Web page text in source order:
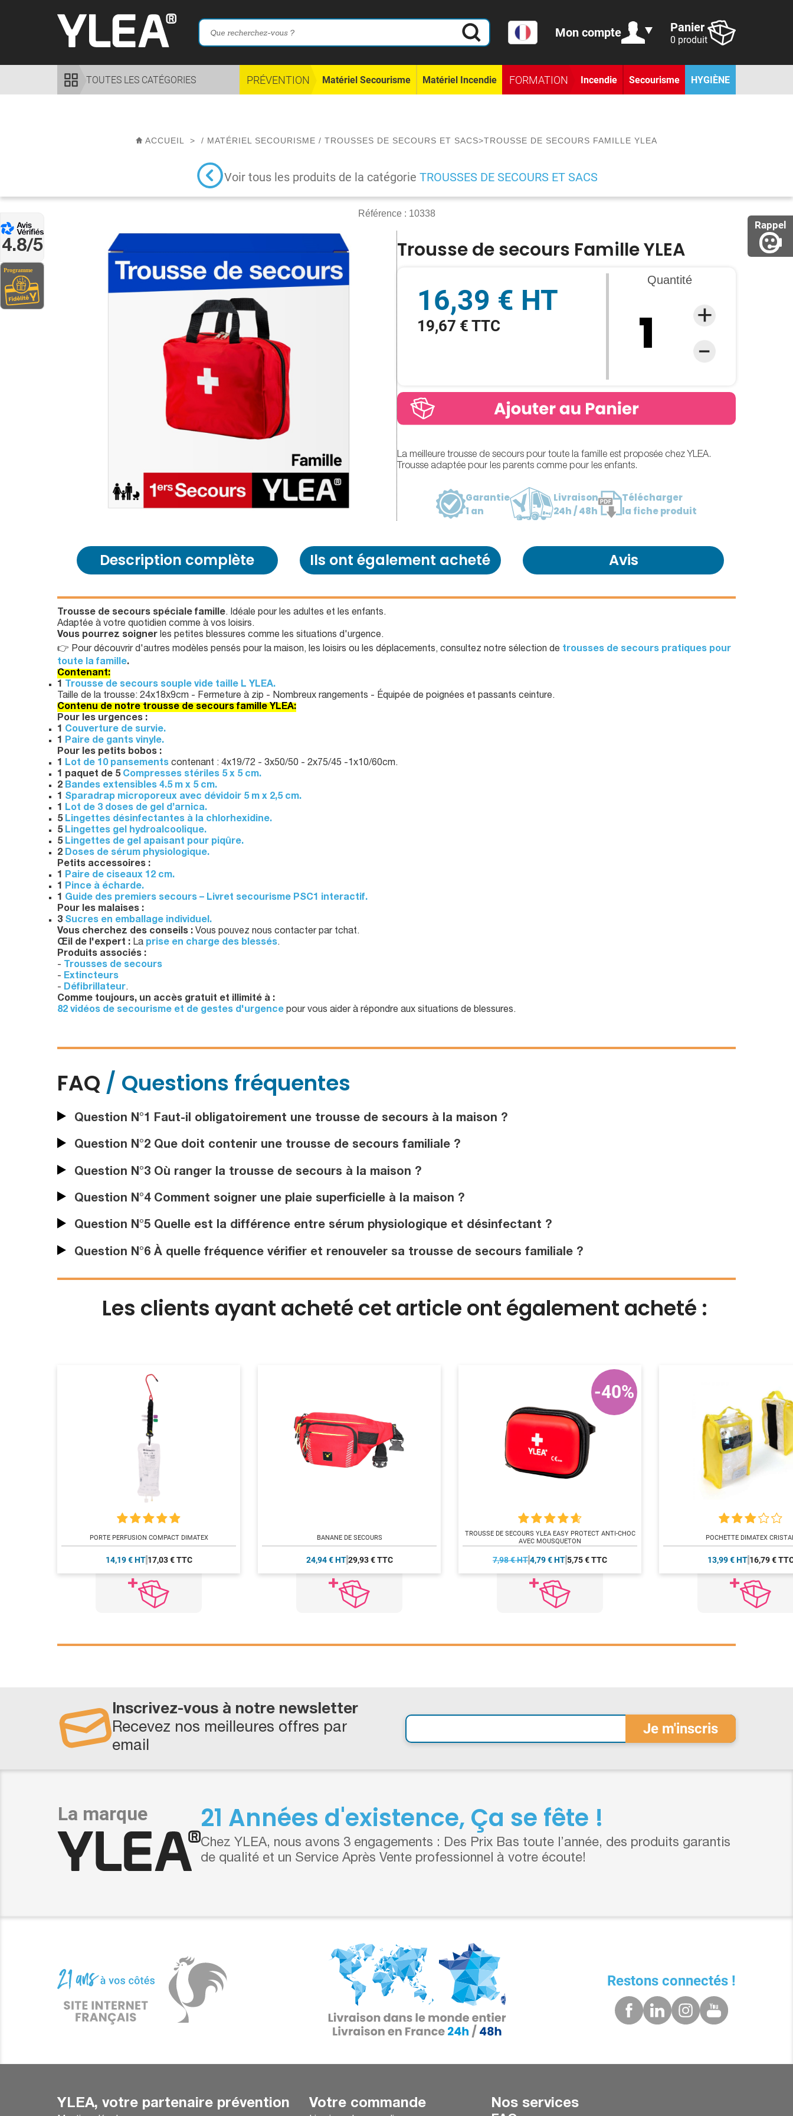
Rappel
4.8/5
Mon compte Panier
0 produit
TOUTES LES CATÉGORIES PRÉVENTION Matériel Secourisme Matériel Incendie FORMATION Incendie Secourisme HYGIÈNE
ACCUEIL > / MATÉRIEL SECOURISME /TROUSSES DE SECOURS ET SACS>TROUSSE DE SECOURS FAMILLE YLEA
Voir tous les produits de la catégorie TROUSSES DE SECOURS ET SACS
Référence : 10338
Trousse de secours Famille YLEA
16,39 € HT
19,67 € TTC
Quantité
La meilleure trousse de secours pour toute la famille est proposée chez YLEA.
Trousse adaptée pour les parents comme pour les enfants.
Garantie
1 an
Livraison
24h / 48h
Télécharger
la fiche produit
Description complète Ils ont également acheté Avis
Trousse de secours spéciale famille. Idéale pour les adultes et les enfants.
Adaptée à votre quotidien comme à vos loisirs.
Vous pourrez soigner les petites blessures comme les situations d'urgence.
👉 Pour découvrir d'autres modèles pensés pour la maison, les loisirs ou les déplacements, consultez notre sélection de trousses de secours pratiques pour
toute la famille.
Contenant:
1
Trousse de secours souple vide taille L YLEA.
Taille de la trousse: 24x18x9cm - Fermeture à zip - Nombreux rangements - Équipée de poignées et passants ceinture.
Contenu de notre trousse de secours famille YLEA:
Pour les urgences :
1 Couverture de survie.
1 Paire de gants vinyle.
Pour les petits bobos :
1 Lot de 10 pansements contenant : 4x19/72 - 3x50/50 - 2x75/45 -1x10/60cm.
1 paquet de 5 Compresses stériles 5 x 5 cm.
2 Bandes extensibles 4.5 m x 5 cm.
1 Sparadrap microporeux avec dévidoir 5 m x 2,5 cm.
1 Lot de 3 doses de gel d’arnica.
5 Lingettes désinfectantes à la chlorhexidine.
5 Lingettes gel hydroalcoolique.
5 Lingettes de gel apaisant pour piqûre.
2 Doses de sérum physiologique.
Petits accessoires :
1 Paire de ciseaux 12 cm.
1 Pince à écharde.
1 Guide des premiers secours – Livret secourisme PSC1 interactif.
Pour les malaises :
3 Sucres en emballage individuel.
Vous cherchez des conseils : Vous pouvez nous contacter par tchat.
Œil de l'expert : La prise en charge des blessés.
Produits associés :
- Trousses de secours
- Extincteurs
- Défibrillateur.
Comme toujours, un accès gratuit et illimité à :
82 vidéos de secourisme et de gestes d'urgence pour vous aider à répondre aux situations de blessures.
FAQ / Questions fréquentes
Question N°1 Faut-il obligatoirement une trousse de secours à la maison ?
Question N°2 Que doit contenir une trousse de secours familiale ?
Question N°3 Où ranger la trousse de secours à la maison ?
Question N°4 Comment soigner une plaie superficielle à la maison ?
Question N°5 Quelle est la différence entre sérum physiologique et désinfectant ?
Question N°6 À quelle fréquence vérifier et renouveler sa trousse de secours familiale ?
Les clients ayant acheté cet article ont également acheté :
PORTE PERFUSION COMPACT DIMATEX
14,19 € HT 17,03 € TTC
BANANE DE SECOURS
24,94 € HT 29,93 € TTC
TROUSSE DE SECOURS YLEA EASY PROTECT ANTI-CHOC
AVEC MOUSQUETON
7,98 € HT4,79 € HT5,75 € TTC
-40%
POCHETTE DIMATEX
13,99 € HT 16,79 €
Inscrivez-vous à notre newsletter
Recevez nos meilleures offres par
email
21 Années d'existence, Ça se fête !
Chez YLEA, nous avons 3 engagements : Des Prix Bas toute l’année, des produits garantis
de qualité et un Service Après Vente professionnel à votre écoute!
Restons connectés !
YLEA, votre partenaire prévention Votre commande Nos services